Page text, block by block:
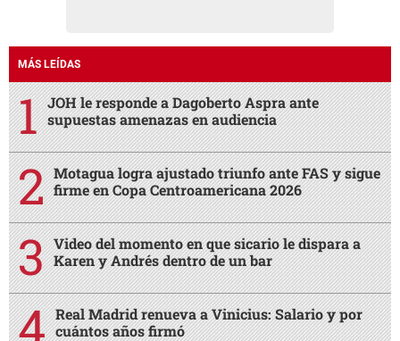
MÁS LEÍDAS
JOH le responde a Dagoberto Aspra ante
supuestas amenazas en audiencia
Motagua logra ajustado triunfo ante FAS y sigue
firme en Copa Centroamericana 2026
Video del momento en que sicario le dispara a
Karen y Andrés dentro de un bar
Real Madrid renueva a Vinicius: Salario y por
cuántos años firmó